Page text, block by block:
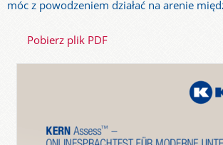
móc z powodzeniem działać na arenie
Pobierz plik PDF